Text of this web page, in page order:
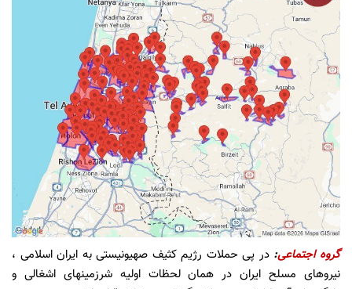
گروه اجتماعی: در پی حملات رژیم کثیف صهیونیستی به ایران اسلامی ،
نیروهای مسلح ایران در همان لحظات اولیه شرزمینهای اشغالی و